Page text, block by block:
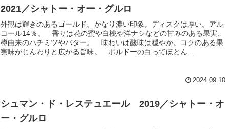
2021／シャトー・オー・グルロ
外観は輝きのあるゴールド。かなり濃い印象。ディスクは厚い。アル
コール14％。 香りは花の蜜や白桃や洋ナシなどの甘みのある果実、
樽由来のハチミツやバター。 味わいは酸味は穏やか。コクのある果
実味がじんわりと広がる旨味。 ボルドーの白ってほとん...
2024.09.10
シュマン・ド・レステュエール 2019／シャトー・オ
ー・グルロ